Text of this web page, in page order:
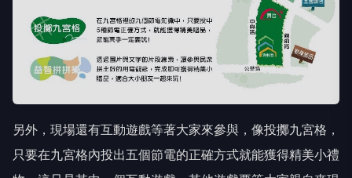
另外，現場還有互動遊戲等著大家來參與，像投擲九宮格，
只要在九宮格內投出五個節電的正確方式就能獲得精美小禮